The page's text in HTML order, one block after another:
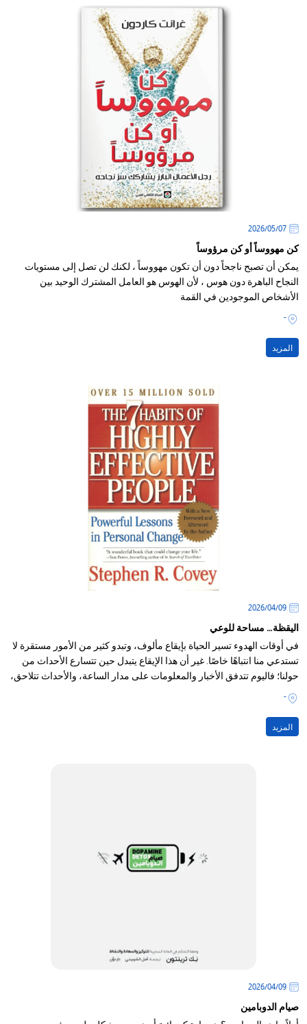
07‏/05‏/2026
كن مهووساً أو كن مرؤوساً
يمكن أن تصبح ناجحاً دون أن تكون مهووساً ، لكنك لن تصل إلى مستويات
النجاح الباهرة دون هوس ، لأن الهوس هو العامل المشترك الوحيد بين
الأشخاص الموجودين في القمة
-
المزيد
09‏/04‏/2026
اليقظة… مساحة للوعي
في أوقات الهدوء تسير الحياة بإيقاع مألوف، وتبدو كثير من الأمور مستقرة لا
تستدعي منا انتباهًا خاصًا. غير أن هذا الإيقاع يتبدل حين تتسارع الأحداث من
حولنا؛ فاليوم تتدفق الأخبار والمعلومات على مدار الساعة، والأحداث تتلاحق،
-
المزيد
09‏/04‏/2026
صيام الدوبامين